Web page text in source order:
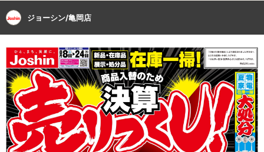
ジョーシン/亀岡店